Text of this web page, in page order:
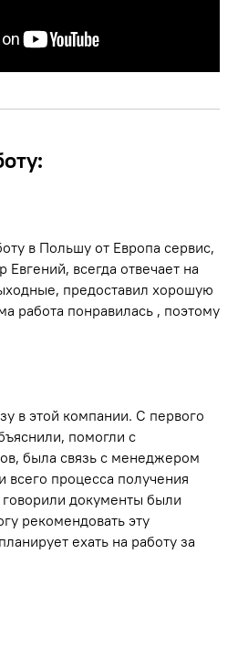
в Польшу от Европа сервис,
всегда отвечает на
предоставил хорошую
работа понравилась , поэтому
в этой компании. С первого
помогли с
была связь с менеджером
процесса получения
говорили документы были
рекомендовать эту
ехать на работу за